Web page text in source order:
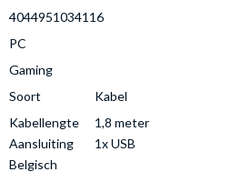
4044951034116
PC
Gaming
Soort
Kabel
Kabellengte
1,8 meter
Aansluiting
1x USB
Belgisch